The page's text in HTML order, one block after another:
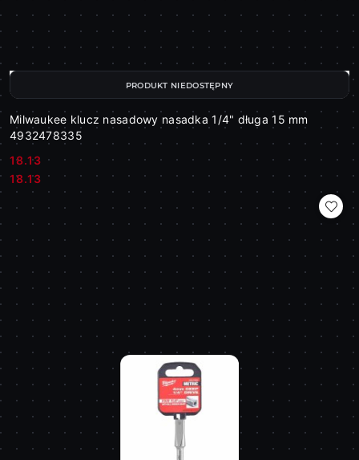
Milwaukee klucz nasadowy nasadka 1/4" długa 15 mm
4932478335
Cena:
18.13
Cena:
18.13
PRODUKT NIEDOSTĘPNY